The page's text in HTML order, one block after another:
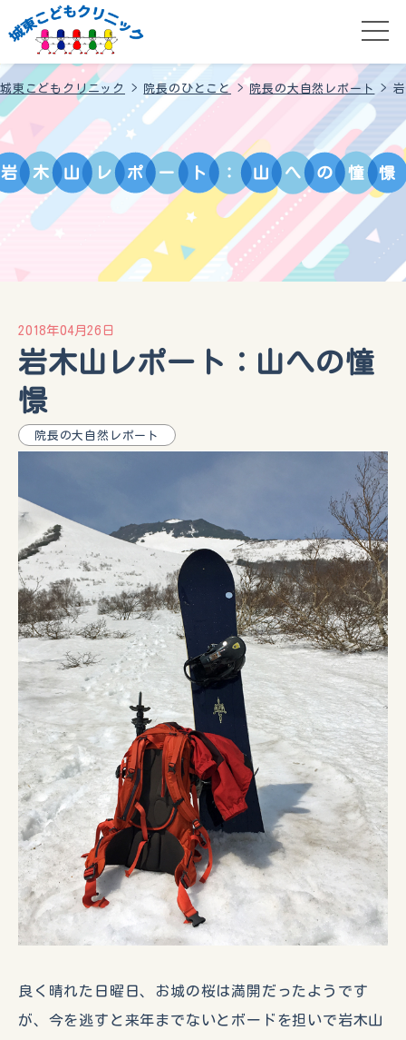
城東こどもクリニック > 院長のひとこと>院長の大自然レポート >
岩 木 山 レ ポ ー ト ： 山 へ の 憧 憬
2018年04月26日
岩木山レポート：山への憧
憬
院長の大自然レポート
良く晴れた日曜日、お城の桜は満開だったようです
が、今を逃すと来年までないとボードを担いで岩木山